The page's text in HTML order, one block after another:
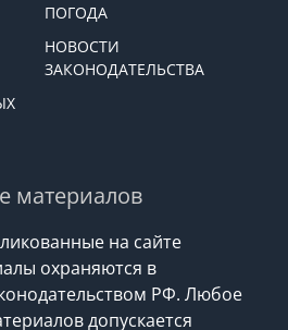
СПОРТ
ПОГОДА
материалов
на сайте
охраняются в